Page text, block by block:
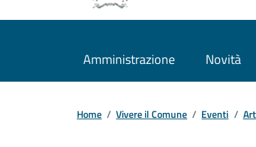
Amministrazione Novità
Home / Vivere il Comune / Eventi /